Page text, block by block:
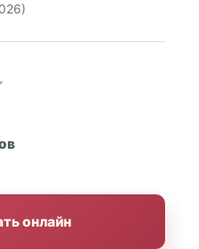
онлайн